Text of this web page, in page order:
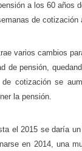
a los 60 años
de cotización
varios cambios
de pensión,
cotización se
la pensión.
el 2015 se daría
en 2014, una